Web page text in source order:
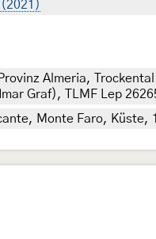
Almeria,
Graf), TLMF Lep
Monte Faro,